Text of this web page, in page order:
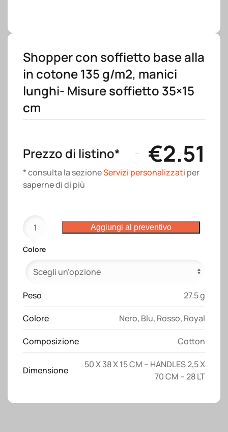
Shopper con soffietto base alla
in cotone 135 g/m2, manici
lunghi- Misure soffietto 35×15
cm
Prezzo di listino* €2.51
* consulta la sezioneServizi personalizzati per
saperne di di più
con
soffietto
base
cotone
135
g/m2,
manici
lunghi
quantità
Aggiungi al preventivo
Colore
Peso 27.5 g
Colore Nero, Blu, Rosso, Royal
Composizione Cotton
Dimensione
50 X 38 X 15 CM – HANDLES 2,5 X
70 CM – 28 LT